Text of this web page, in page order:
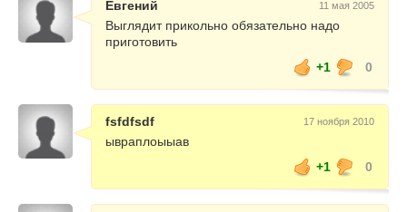
Евгений 11 мая 2005
Выглядит прикольно обязательно надо
приготовить
+1
0
fsfdfsdf 17 ноября 2010
ывраплоыыав
+1
0